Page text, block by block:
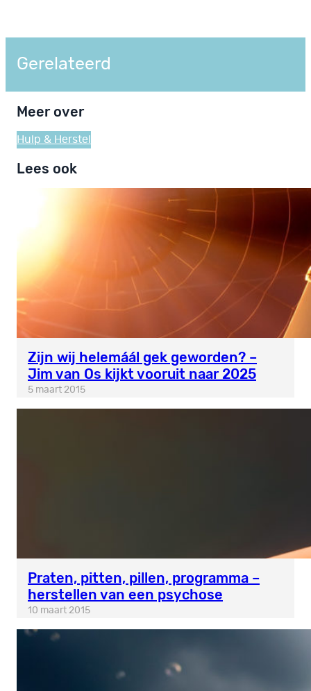
Gerelateerd
Meer over
Hulp & Herstel
Lees ook
Zijn wij helemáál gek geworden? –
Jim van Os kijkt vooruit naar 2025
5 maart 2015
Praten, pitten, pillen, programma –
herstellen van een psychose
10 maart 2015